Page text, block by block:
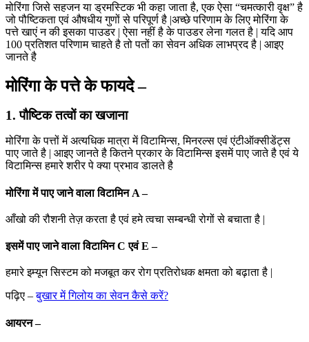
मोरिंगा जिसे सहजन या ड्रमस्टिक भी कहा जाता है, एक ऐसा “चमत्कारी वृक्ष” है
जो पौष्टिकता एवं औषधीय गुणों से परिपूर्ण है |अच्छे परिणाम के लिए मोरिंगा के
पत्ते खाएं न की इसका पाउडर | ऐसा नहीं है के पाउडर लेना गलत है | यदि आप
100 प्रतिशत परिणाम चाहते है तो पतों का सेवन अधिक लाभप्रद है | आइए
जानते है
मोरिंगा के पत्ते के फायदे –
1. पौष्टिक तत्वों का खजाना
मोरिंगा के पत्तों में अत्यधिक मात्रा में विटामिन्स, मिनरल्स एवं एंटीऑक्सीडेंट्स
पाए जाते है | आइए जानते है कितने प्रकार के विटामिन्स इसमें पाए जाते है एवं ये
विटामिन्स हमारे शरीर पे क्या प्रभाव डालते है
मोरिंगा में पाए जाने वाला विटामिन A –
आँखो की रौशनी तेज़ करता है एवं हमे त्वचा सम्बन्धी रोगों से बचाता है |
इसमें पाए जाने वाला विटामिन C एवं E –
हमारे इम्यून सिस्टम को मजबूत कर रोग प्रतिरोधक क्षमता को बढ़ाता है |
पढ़िए –बुखार में गिलोय का सेवन कैसे करें?
आयरन –